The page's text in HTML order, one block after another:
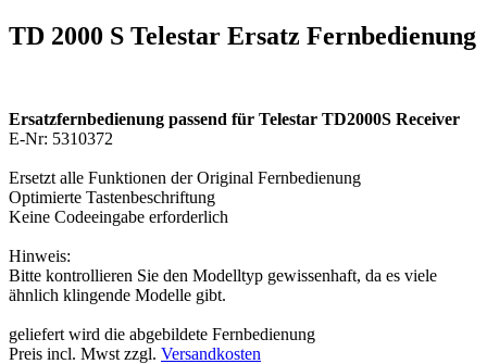
TD 2000 S Telestar Ersatz Fernbedienung
Ersatzfernbedienung passend für Telestar TD2000S Receiver
E-Nr: 5310372
Ersetzt alle Funktionen der Original Fernbedienung
Optimierte Tastenbeschriftung
Keine Codeeingabe erforderlich
Hinweis:
Bitte kontrollieren Sie den Modelltyp gewissenhaft, da es viele
ähnlich klingende Modelle gibt.
geliefert wird die abgebildete Fernbedienung
Preis incl. Mwst zzgl. Versandkosten